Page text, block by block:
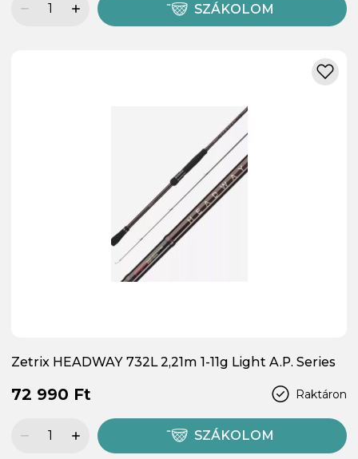
SZÁKOLOM
Zetrix HEADWAY 732L 2,21m 1-11g Light A.P. Series
Raktáron
72 990 Ft
SZÁKOLOM